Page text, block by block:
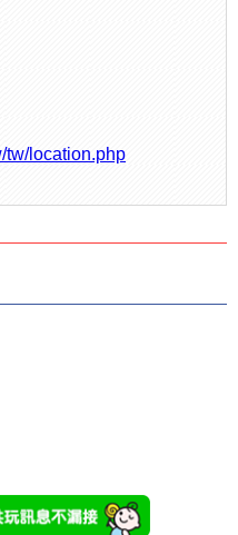
tw/location.php